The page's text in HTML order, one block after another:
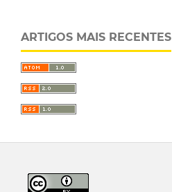
ARTIGOS MAIS RECENTES